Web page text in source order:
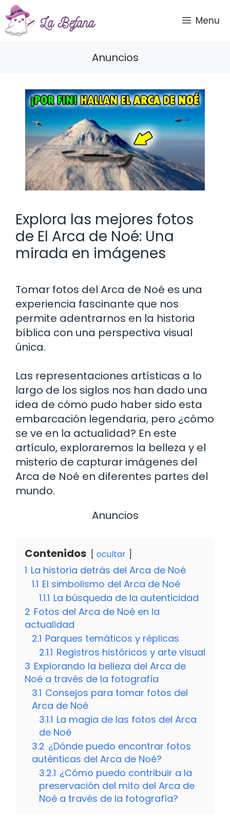
Saltar
al
contenido
Menu
Anuncios
Explora las mejores fotos
de El Arca de Noé: Una
mirada en imágenes
Tomar fotos del Arca de Noé es una
experiencia fascinante que nos
permite adentrarnos en la historia
bíblica con una perspectiva visual
única.
Las representaciones artísticas a lo
largo de los siglos nos han dado una
idea de cómo pudo haber sido esta
embarcación legendaria, pero ¿cómo
se ve en la actualidad? En este
artículo, exploraremos la belleza y el
misterio de capturar imágenes del
Arca de Noé en diferentes partes del
mundo.
Anuncios
Contenidos ocultar
1 La historia detrás del Arca de Noé
1.1 El simbolismo del Arca de Noé
1.1.1 La búsqueda de la autenticidad
2 Fotos del Arca de Noé en la
actualidad
2.1 Parques temáticos y réplicas
2.1.1 Registros históricos y arte visual
3 Explorando la belleza del Arca de
Noé a través de la fotografía
3.1 Consejos para tomar fotos del
Arca de Noé
3.1.1 La magia de las fotos del Arca
de Noé
3.2 ¿Dónde puedo encontrar fotos
auténticas del Arca de Noé?
3.2.1 ¿Cómo puedo contribuir a la
preservación del mito del Arca de
Noé a través de la fotografía?